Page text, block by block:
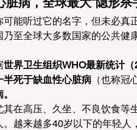
可能听过它的名字，但未必真
乃至全球大多数国家的公共健
世界卫生组织WHO最新统计（
半死于缺血性心脏病 （也称冠
其在高压、久坐、不良饮食等
。越来越多40岁以下的年轻人